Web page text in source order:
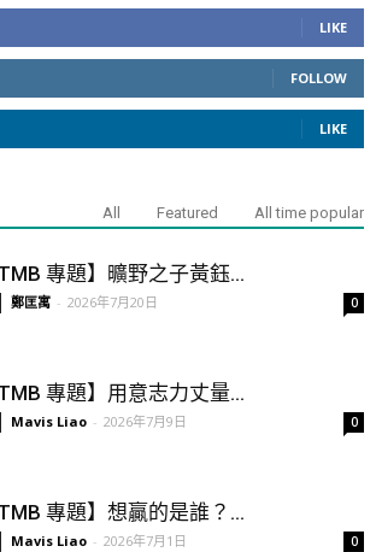
LIKE
FOLLOW
LIKE
All Featured All time popular
專題】曠野之子黃鈺...
鄭匡寓 - 2026年7月20日 0
專題】用意志力丈量...
Mavis Liao - 2026年7月9日 0
專題】想贏的是誰？...
Mavis Liao - 2026年7月1日 0